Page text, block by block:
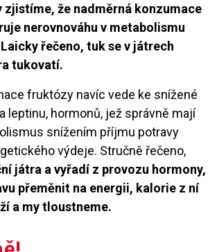
zjistíme, že nadměrná konzumace
nerovnováhu v metabolismu
řečeno, tuk se v játrech
tukovatí.
fruktózy navíc vede ke snížené
leptinu, hormonů, jež správně mají
snížením příjmu potravy
výdeje. Stručně řečeno,
játra a vyřadí z provozu hormony,
přeměnit na energii, kalorie z ní
a my tloustneme.